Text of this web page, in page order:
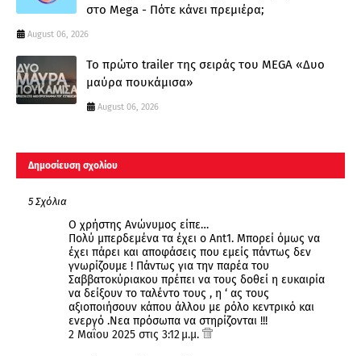
στο Mega - Πότε κάνει πρεμιέρα;
August 06, 2026
Το πρώτο trailer της σειράς του MEGA «Δυο
μαύρα πουκάμισα»
August 06, 2026
Δημοσίευση σχολίου
5 Σχόλια
Ο χρήστης Ανώνυμος είπε…
Πολύ μπερδεμένα τα έχει ο Ant1. Μπορεί όμως να
έχει πάρει και αποφάσεις που εμείς πάντως δεν
γνωρίζουμε ! Πάντως για την παρέα του
Σαββατοκύριακου πρέπει να τους δοθεί η ευκαιρία
να δείξουν το ταλέντο τους , η ‘ ας τους
αξιοποιήσουν κάπου άλλου με ρόλο κεντρικό και
ενεργό .Νεα πρόσωπα να στηρίζονται !!!
2 Μαΐου 2025 στις 3:12 μ.μ.